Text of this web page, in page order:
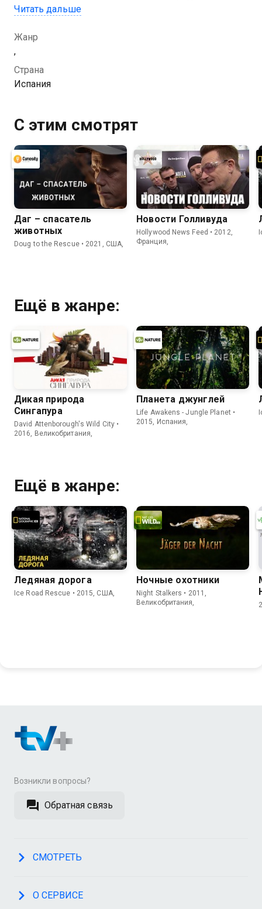
в африканской саванне
Читать дальше
Жанр
,
Страна
Испания
С этим смотрят
Даг – спасатель
животных
Doug to the Rescue • 2021, США,
Новости Голливуда
Hollywood News Feed • 2012,
Франция,
Ещё в жанре:
Дикая природа
Сингапура
David Attenborough's Wild City •
2016, Великобритания,
Планета джунглей
Life Awakens - Jungle Planet •
2015, Испания,
Ещё в жанре:
Ледяная дорога
Ice Road Rescue • 2015, США,
Ночные охотники
Night Stalkers • 2011,
Великобритания,
Возникли вопросы?
Обратная связь
СМОТРЕТЬ
О СЕРВИСЕ